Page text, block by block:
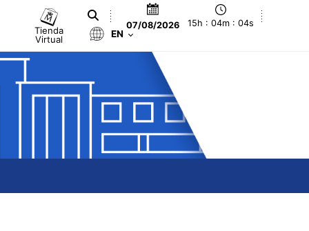
Tienda
Virtual
07/08/2026 15h : 04m : 05s
EN